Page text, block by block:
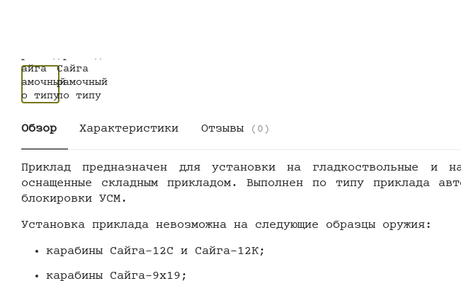
Обзор Характеристики Отзывы (0)
Приклад предназначен для установки на гладкоствольные
оснащенные складным прикладом. Выполнен по типу приклада
блокировки УСМ.
Установка приклада невозможна на следующие образцы оружия:
карабины Сайга-12С и Сайга-12К;
карабины Сайга-9х19;